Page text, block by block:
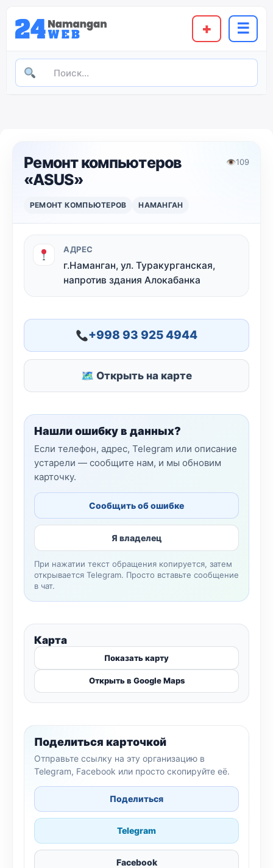
+ ☰
Ремонт компьютеров
«ASUS»
👁109
РЕМОНТ КОМПЬЮТЕРОВ НАМАНГАН
АДРЕС
г.Наманган, ул. Туракурганская,
напротив здания Алокабанка
+998 93 925 4944
🗺 Открыть на карте
Нашли ошибку в данных?
Если телефон, адрес, Telegram или описание
устарели — сообщите нам, и мы обновим
карточку.
Сообщить об ошибке
Я владелец
При нажатии текст обращения копируется, затем
открывается Telegram. Просто вставьте сообщение
в чат.
Карта
Показать карту
Открыть в Google Maps
Поделиться карточкой
Отправьте ссылку на эту организацию в
Telegram, Facebook или просто скопируйте её.
Поделиться
Telegram
Facebook